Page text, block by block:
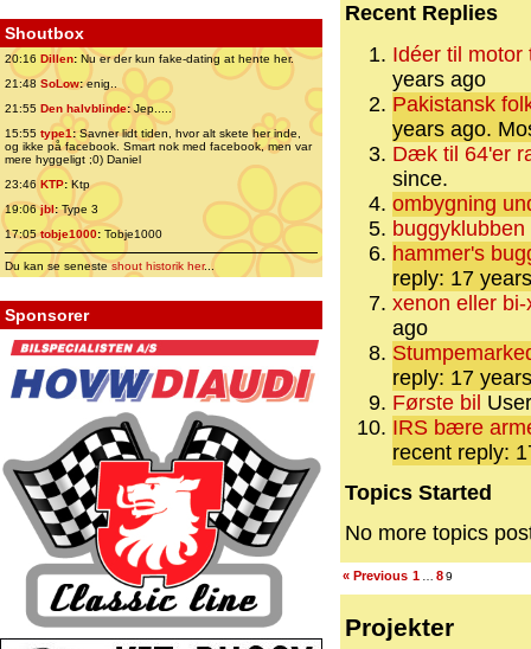
Shoutbox
20:16 Dillen: Nu er der kun fake-dating at hente her.
21:48 SoLow:enig..
21:55 Den halvblinde:Jep.....
15:55 type1:Savner lidt tiden, hvor alt skete her inde,
og ikke på facebook. Smart nok med facebook, men var
mere hyggeligt ;0) Daniel
23:46 KTP:Ktp
19:06jbl:Type 3
17:05tobje1000: Tobje1000
Du kan se senesteshout historik her...
Sponsorer
Recent Replies
Idéer til motor
years ago
Pakistansk
years ago.
Dæk til 64'er
since.
ombygning
buggyklubben
hammer's
reply: 17
xenon eller
ago
reply: 17
Første bil
IRS bære
recent reply:
Topics Started
No more topics
« Previous 1 89
Projekter